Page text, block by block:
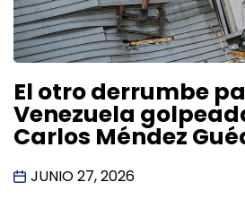
El otro derrumbe
Venezuela
Carlos Méndez
JUNIO 27, 2026